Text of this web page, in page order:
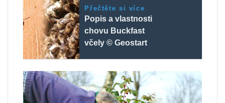
Přečtěte si více
Popis a vlastnosti
chovu Buckfast
včely © Geostart